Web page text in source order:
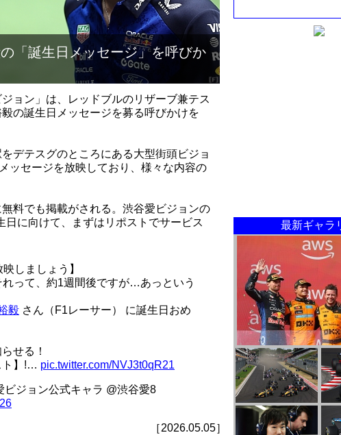
「誕生日メッセージ」を呼びか
ョン」は、レッドブルのリザーブ兼テス
の誕生日メッセージを募る呼びかけを
デテスグのところにある大型街頭ビジョ
ッセージを放映しており、様々な内容の
料でも掲載がされる。渋谷愛ビジョンの
に向けて、まずはリポストでサービス
しましょう】
って、約1週間後ですが…あっという
毅 さん（F1レーサー） に誕生日おめ
せる！
ト】!… pic.twitter.com/NVJ3t0qR21
ジョン公式キャラ @渋谷愛8
［2026.05.05］
最新ギャラ